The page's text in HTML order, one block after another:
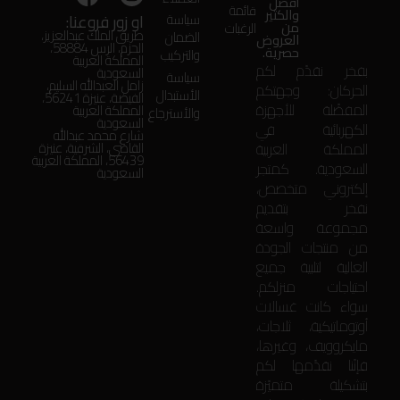
والكثير
من
العروض
حصرية.
بفخر نقدّم لكم
الحركان: وجهتكم
المفضّلة للأجهزة
الكهربائية في
المملكة العربية
السعودية. كمتجر
إلكتروني متخصص،
نفخر بتقديم
مجموعة واسعة
من منتجات الجودة
العالية لتلبية جميع
احتياجات منزلكم.
سواء كانت غسالات
أوتوماتيكية، ثلاجات،
مايكروويف، وغيرها،
فإنّنا نقدّمها لكم
بتشكيلة متميّزة
قائمة
الرغبات
سياسة
الضمان
والتركيب
سياسة
الأستبدال
والأسترجاع
او زور فروعنا:
طريق الملك عبدالعزيز،
الحزم، الرس 58884،
المملكة العربية
السعودية
زامل العبدالله السليم،
الفيضة، عنيزة 56241،
المملكة العربية
السعودية
شارع محمد عبدالله
القاضي، الشرقية، عنيزة
56439، المملكة العربية
السعودية